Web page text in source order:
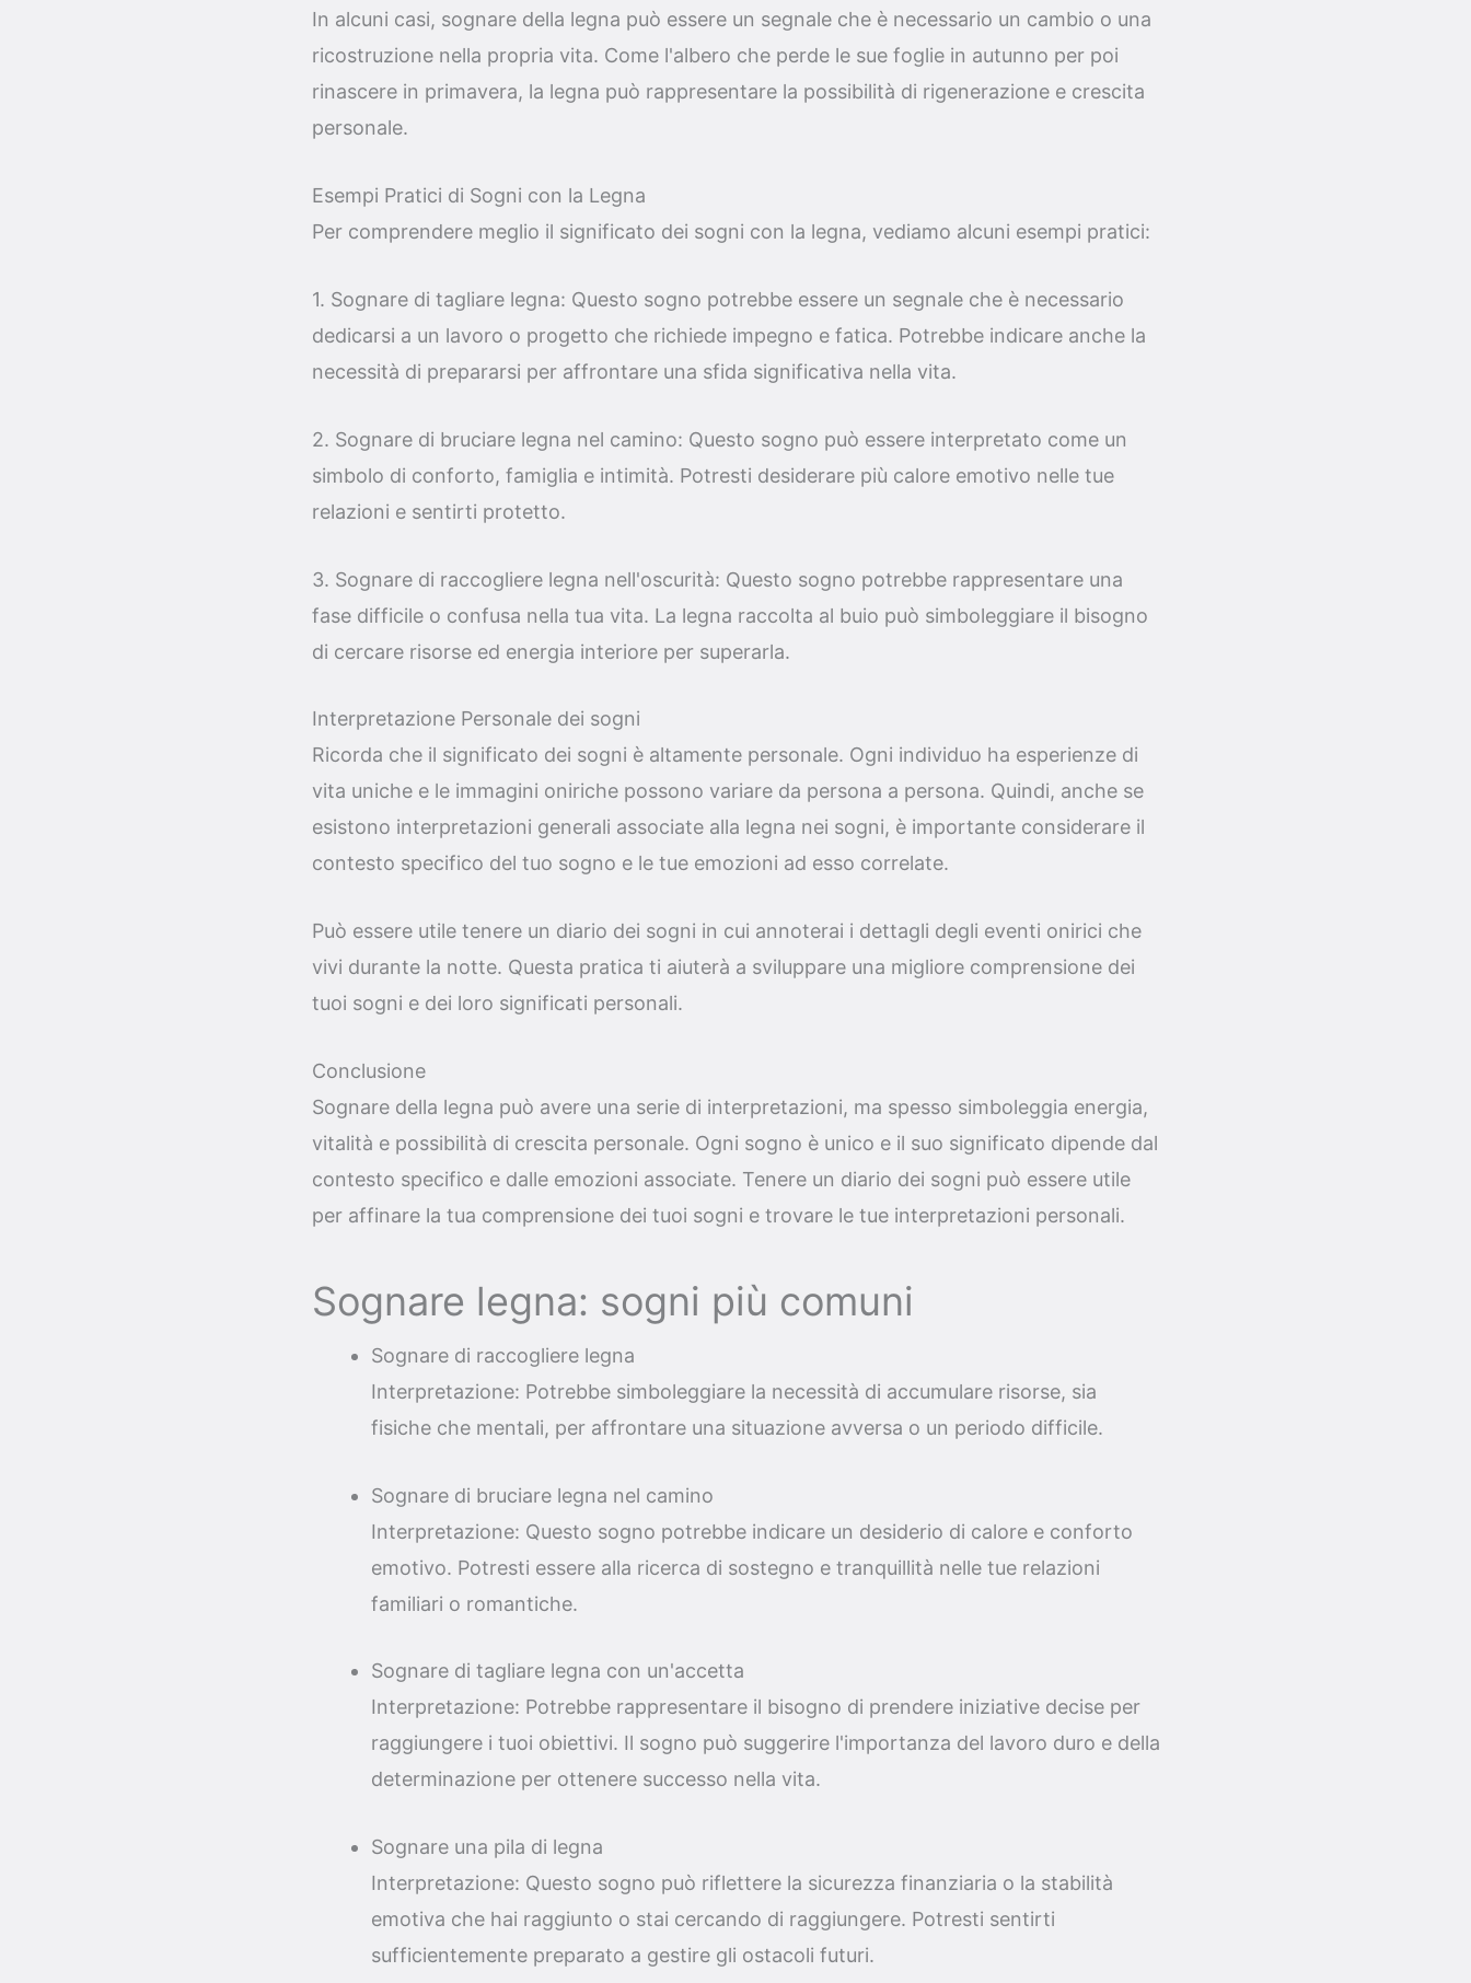
In alcuni casi, sognare della legna può essere un segnale che è necessario un cambio o una
ricostruzione nella propria vita. Come l'albero che perde le sue foglie in autunno per poi
rinascere in primavera, la legna può rappresentare la possibilità di rigenerazione e crescita
personale.
Esempi Pratici di Sogni con la Legna
Per comprendere meglio il significato dei sogni con la legna, vediamo alcuni esempi pratici:
1. Sognare di tagliare legna: Questo sogno potrebbe essere un segnale che è necessario
dedicarsi a un lavoro o progetto che richiede impegno e fatica. Potrebbe indicare anche la
necessità di prepararsi per affrontare una sfida significativa nella vita.
2. Sognare di bruciare legna nel camino: Questo sogno può essere interpretato come un
simbolo di conforto, famiglia e intimità. Potresti desiderare più calore emotivo nelle tue
relazioni e sentirti protetto.
3. Sognare di raccogliere legna nell'oscurità: Questo sogno potrebbe rappresentare una
fase difficile o confusa nella tua vita. La legna raccolta al buio può simboleggiare il bisogno
di cercare risorse ed energia interiore per superarla.
Interpretazione Personale dei sogni
Ricorda che il significato dei sogni è altamente personale. Ogni individuo ha esperienze di
vita uniche e le immagini oniriche possono variare da persona a persona. Quindi, anche se
esistono interpretazioni generali associate alla legna nei sogni, è importante considerare il
contesto specifico del tuo sogno e le tue emozioni ad esso correlate.
Può essere utile tenere un diario dei sogni in cui annoterai i dettagli degli eventi onirici che
vivi durante la notte. Questa pratica ti aiuterà a sviluppare una migliore comprensione dei
tuoi sogni e dei loro significati personali.
Conclusione
Sognare della legna può avere una serie di interpretazioni, ma spesso simboleggia energia,
vitalità e possibilità di crescita personale. Ogni sogno è unico e il suo significato dipende dal
contesto specifico e dalle emozioni associate. Tenere un diario dei sogni può essere utile
per affinare la tua comprensione dei tuoi sogni e trovare le tue interpretazioni personali.
Sognare legna: sogni più comuni
Sognare di raccogliere legna
Interpretazione: Potrebbe simboleggiare la necessità di accumulare risorse, sia
fisiche che mentali, per affrontare una situazione avversa o un periodo difficile.
Sognare di bruciare legna nel camino
Interpretazione: Questo sogno potrebbe indicare un desiderio di calore e conforto
emotivo. Potresti essere alla ricerca di sostegno e tranquillità nelle tue relazioni
familiari o romantiche.
Sognare di tagliare legna con un'accetta
Interpretazione: Potrebbe rappresentare il bisogno di prendere iniziative decise per
raggiungere i tuoi obiettivi. Il sogno può suggerire l'importanza del lavoro duro e della
determinazione per ottenere successo nella vita.
Sognare una pila di legna
Interpretazione: Questo sogno può riflettere la sicurezza finanziaria o la stabilità
emotiva che hai raggiunto o stai cercando di raggiungere. Potresti sentirti
sufficientemente preparato a gestire gli ostacoli futuri.